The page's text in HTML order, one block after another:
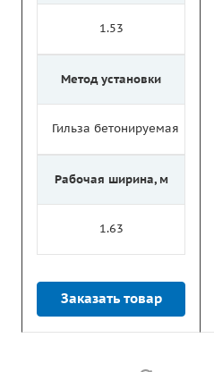
1.53
Метод установки
Гильза бетонируемая
Рабочая ширина, м
1.63
Заказать товар